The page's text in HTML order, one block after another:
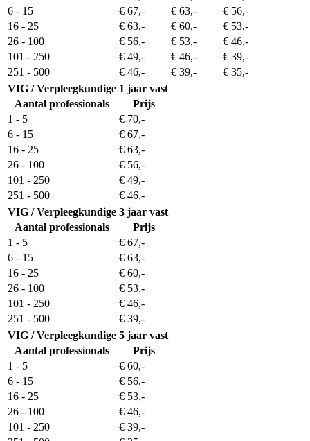
6 - 15
€ 67,- € 63,-
€ 56,-
16 - 25
€ 63,- € 60,-
€ 53,-
26 - 100
€ 56,- € 53,-
€ 46,-
101 - 250
€ 49,- € 46,-
€ 39,-
251 - 500
€ 46,- € 39,-
€ 35,-
VIG / Verpleegkundige 1 jaar vast
Aantal professionals
Prijs
1 - 5
€ 70,-
6 - 15
€ 67,-
16 - 25
€ 63,-
26 - 100
€ 56,-
101 - 250
€ 49,-
251 - 500
€ 46,-
VIG / Verpleegkundige 3 jaar vast
Aantal professionals
Prijs
1 - 5
€ 67,-
6 - 15
€ 63,-
16 - 25
€ 60,-
26 - 100
€ 53,-
101 - 250
€ 46,-
251 - 500
€ 39,-
VIG / Verpleegkundige 5 jaar vast
Aantal professionals
Prijs
1 - 5
€ 60,-
6 - 15
€ 56,-
16 - 25
€ 53,-
26 - 100
€ 46,-
101 - 250
€ 39,-